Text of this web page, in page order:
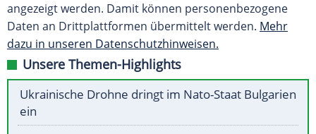
angezeigt werden. Damit können personenbezogene
Daten an Drittplattformen übermittelt werden. Mehr
dazu in unseren Datenschutzhinweisen.
Unsere Themen-Highlights
Ukrainische Drohne dringt im Nato-Staat Bulgarien
ein